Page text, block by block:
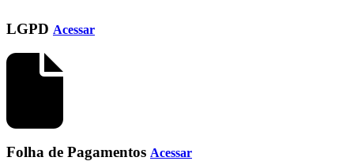
LGPD Acessar
Folha de Pagamentos Acessar